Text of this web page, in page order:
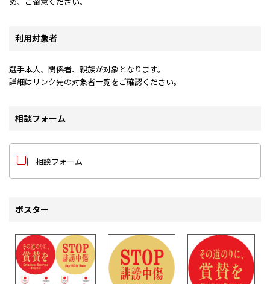
利用対象者
選手本人、関係者、親族が対象となります。
詳細はリンク先の対象者一覧をご確認ください。
相談フォーム
相談フォーム
ポスター